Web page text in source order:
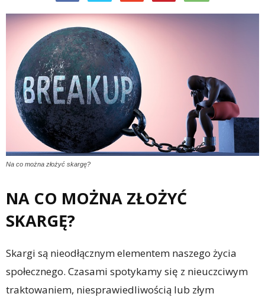
Na co można złożyć skargę?
NA CO MOŻNA ZŁOŻYĆ
SKARGĘ?
Skargi są nieodłącznym elementem naszego życia
społecznego. Czasami spotykamy się z nieuczciwym
traktowaniem, niesprawiedliwością lub złym